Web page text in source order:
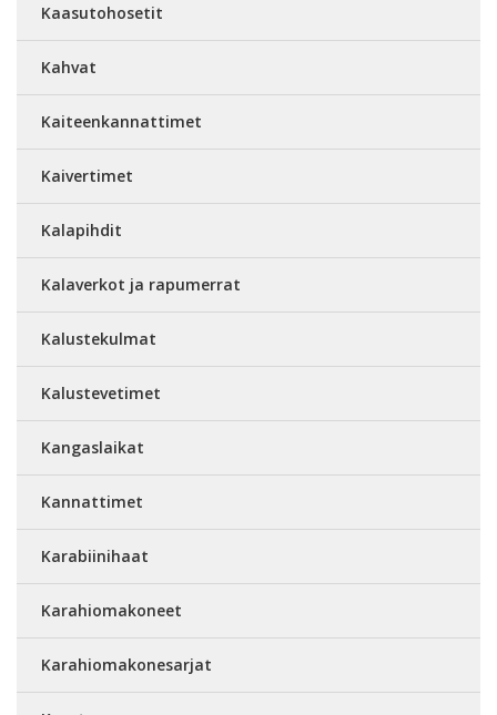
Kaasutohosetit
Kahvat
Kaiteenkannattimet
Kaivertimet
Kalapihdit
Kalaverkot ja rapumerrat
Kalustekulmat
Kalustevetimet
Kangaslaikat
Kannattimet
Karabiinihaat
Karahiomakoneet
Karahiomakonesarjat